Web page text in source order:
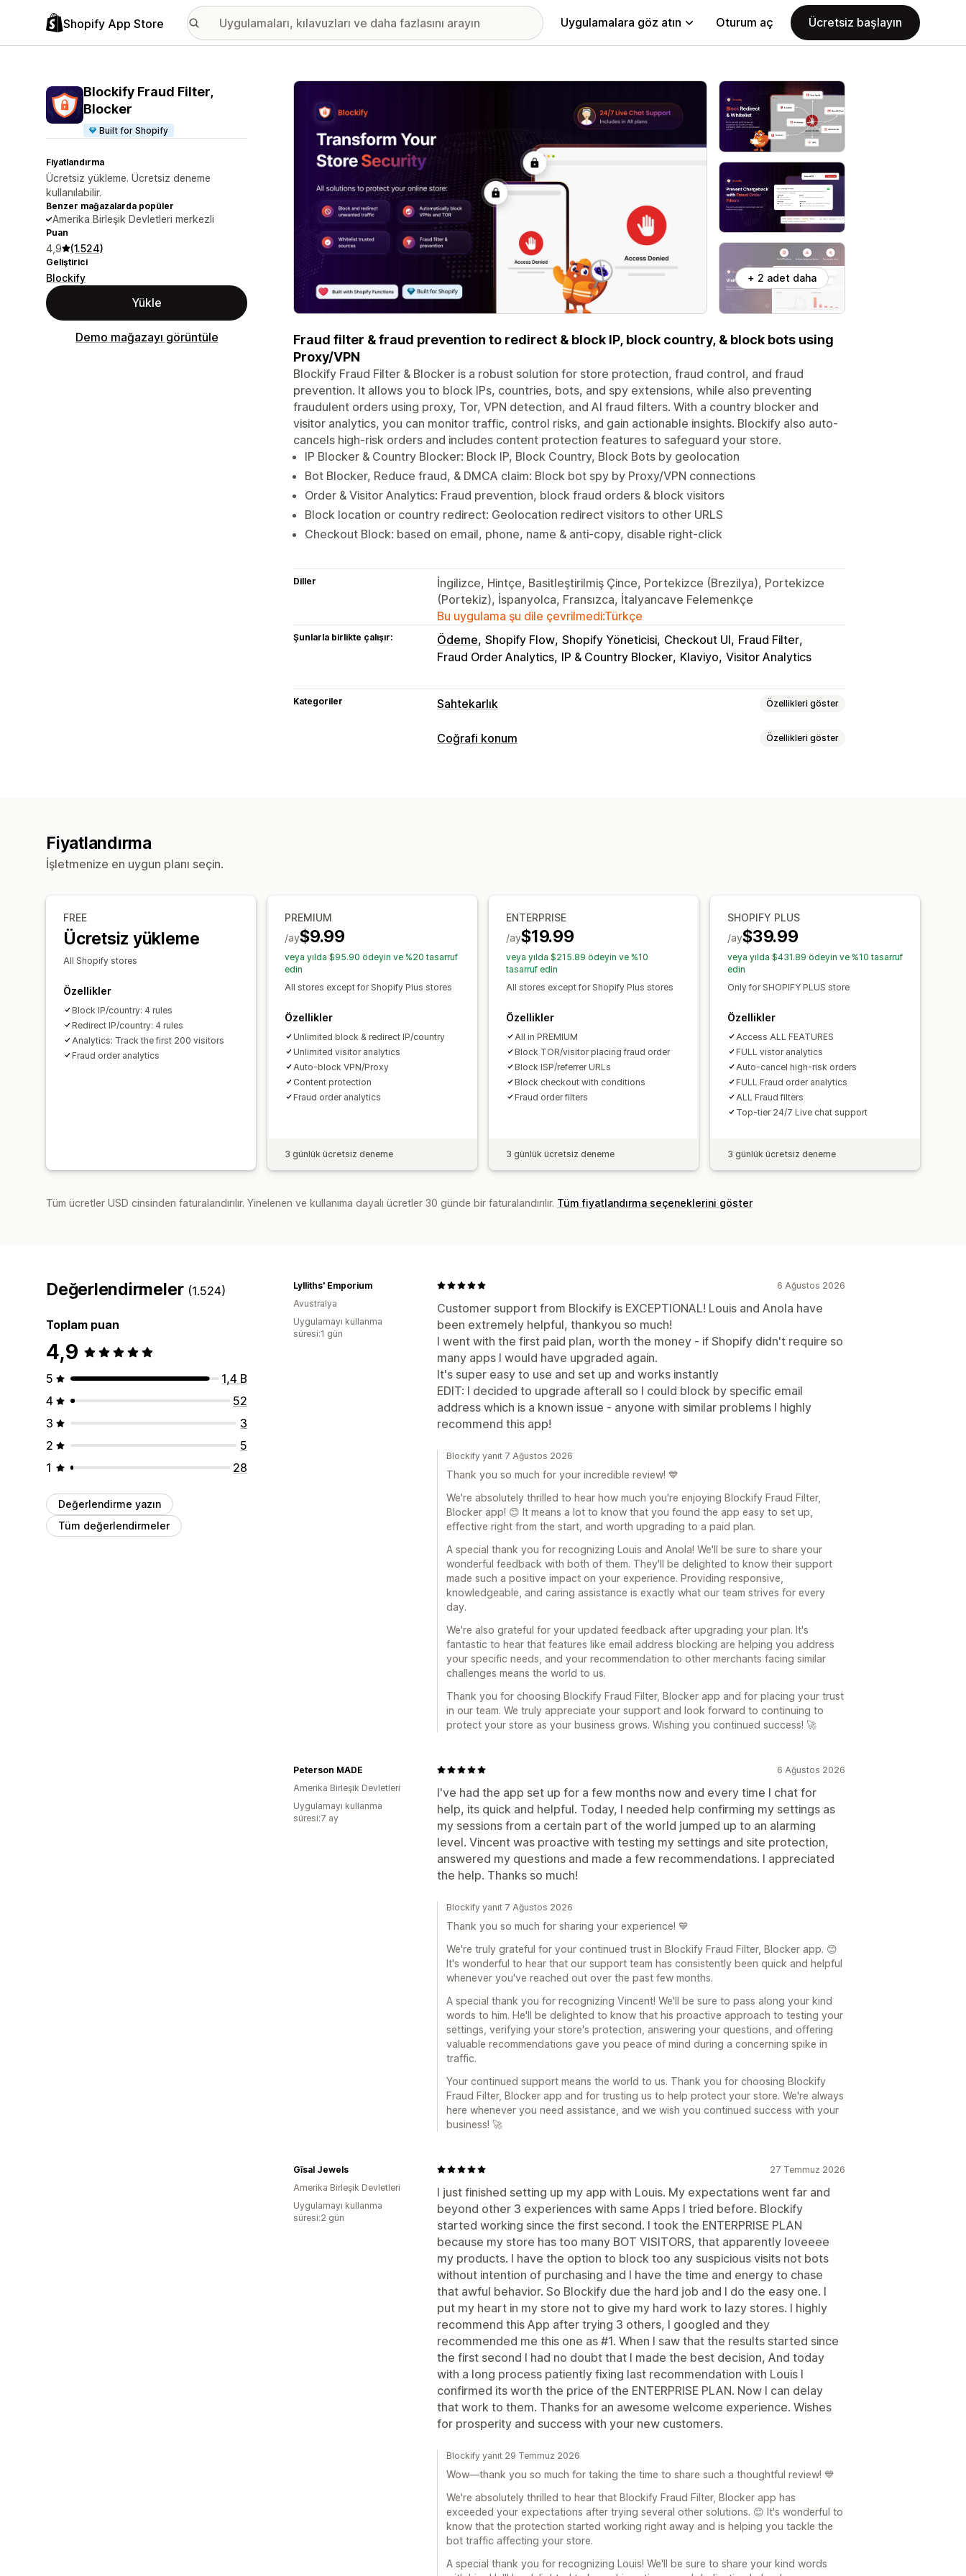
Shopify App Store Uygulamalara göz atın Oturum aç Ücretsiz başlayın
Blockify Fraud Filter,
Blocker
Built for Shopify
Fiyatlandırma
Ücretsiz yükleme. Ücretsiz deneme
kullanılabilir.
Benzer mağazalarda popüler
Amerika Birleşik Devletleri merkezli
Puan
4,9 (1.524)
Geliştirici
Blockify
Yükle
Demo mağazayı görüntüle
Öne çıkan görsel galerisi
+ 2 adet daha
Fraud filter & fraud prevention to redirect & block IP, block country, & block bots using
Proxy/VPN
Blockify Fraud Filter & Blocker is a robust solution for store protection, fraud control, and fraud
prevention. It allows you to block IPs, countries, bots, and spy extensions, while also preventing
fraudulent orders using proxy, Tor, VPN detection, and AI fraud filters. With a country blocker and
visitor analytics, you can monitor traffic, control risks, and gain actionable insights. Blockify also auto-
cancels high-risk orders and includes content protection features to safeguard your store.
IP Blocker & Country Blocker: Block IP, Block Country, Block Bots by geolocation
Bot Blocker, Reduce fraud, & DMCA claim: Block bot spy by Proxy/VPN connections
Order & Visitor Analytics: Fraud prevention, block fraud orders & block visitors
Block location or country redirect: Geolocation redirect visitors to other URLS
Checkout Block: based on email, phone, name & anti-copy, disable right-click
Diller
İngilizce, Hintçe, Basitleştirilmiş Çince, Portekizce (Brezilya), Portekizce
(Portekiz), İspanyolca, Fransızca, İtalyancave Felemenkçe
Bu uygulama şu dile çevrilmedi:Türkçe
Şunlarla birlikte çalışır: Ödeme Shopify Flow Shopify Yöneticisi Checkout UI Fraud Filter
Fraud Order Analytics IP & Country Blocker Klaviyo Visitor Analytics
Kategoriler Sahtekarlık Özellikleri göster
Sahtekarlık türleri
Coğrafi konum Özellikleri göster
Fiyatlandırma
İşletmenize en uygun planı seçin.
FREE
Ücretsiz yükleme
All Shopify stores
Özellikler
Block IP/country: 4 rules
Redirect IP/country: 4 rules
Analytics: Track the first 200 visitors
Fraud order analytics
PREMIUM
$9.99
/ay
veya yılda $95.90 ödeyin ve %20 tasarruf
edin
All stores except for Shopify Plus stores
Özellikler
Unlimited block & redirect IP/country
Unlimited visitor analytics
Auto-block VPN/Proxy
Content protection
Fraud order analytics
3 günlük ücretsiz deneme
ENTERPRISE
$19.99
/ay
veya yılda $215.89 ödeyin ve %10
tasarruf edin
All stores except for Shopify Plus stores
Özellikler
All in PREMIUM
Block TOR/visitor placing fraud order
Block ISP/referrer URLs
Block checkout with conditions
Fraud order filters
3 günlük ücretsiz deneme
SHOPIFY PLUS
$39.99
/ay
veya yılda $431.89 ödeyin ve %10 tasarruf
edin
Only for SHOPIFY PLUS store
Özellikler
Access ALL FEATURES
FULL vistor analytics
Auto-cancel high-risk orders
FULL Fraud order analytics
ALL Fraud filters
Top-tier 24/7 Live chat support
3 günlük ücretsiz deneme
Tüm ücretler USD cinsinden faturalandırılır. Yinelenen ve kullanıma dayalı ücretler 30 günde bir faturalandırılır. Tüm fiyatlandırma seçeneklerini göster
Değerlendirmeler (1.524)
Toplam puan
4,9
5
1,4 B
4
52
3
3
2
5
1
28
Değerlendirme yazın
Tüm değerlendirmeler
6 Ağustos 2026
Customer support from Blockify is EXCEPTIONAL! Louis and Anola have
been extremely helpful, thankyou so much!
I went with the first paid plan, worth the money - if Shopify didn't require so
many apps I would have upgraded again.
It's super easy to use and set up and works instantly
EDIT: I decided to upgrade afterall so I could block by specific email
address which is a known issue - anyone with similar problems I highly
recommend this app!
Lylliths' Emporium
Avustralya
Uygulamayı kullanma
süresi:1 gün
Blockify yanıt 7 Ağustos 2026
Thank you so much for your incredible review! 💙
We're absolutely thrilled to hear how much you're enjoying Blockify Fraud Filter,
Blocker app! 😊 It means a lot to know that you found the app easy to set up,
effective right from the start, and worth upgrading to a paid plan.
A special thank you for recognizing Louis and Anola! We'll be sure to share your
wonderful feedback with both of them. They'll be delighted to know their support
made such a positive impact on your experience. Providing responsive,
knowledgeable, and caring assistance is exactly what our team strives for every
day.
We're also grateful for your updated feedback after upgrading your plan. It's
fantastic to hear that features like email address blocking are helping you address
your specific needs, and your recommendation to other merchants facing similar
challenges means the world to us.
Thank you for choosing Blockify Fraud Filter, Blocker app and for placing your trust
in our team. We truly appreciate your support and look forward to continuing to
protect your store as your business grows. Wishing you continued success! 🚀
6 Ağustos 2026
I've had the app set up for a few months now and every time I chat for
help, its quick and helpful. Today, I needed help confirming my settings as
my sessions from a certain part of the world jumped up to an alarming
level. Vincent was proactive with testing my settings and site protection,
answered my questions and made a few recommendations. I appreciated
the help. Thanks so much!
Peterson MADE
Amerika Birleşik Devletleri
Uygulamayı kullanma
süresi:7 ay
Blockify yanıt 7 Ağustos 2026
Thank you so much for sharing your experience! 💙
We're truly grateful for your continued trust in Blockify Fraud Filter, Blocker app. 😊
It's wonderful to hear that our support team has consistently been quick and helpful
whenever you've reached out over the past few months.
A special thank you for recognizing Vincent! We'll be sure to pass along your kind
words to him. He'll be delighted to know that his proactive approach to testing your
settings, verifying your store's protection, answering your questions, and offering
valuable recommendations gave you peace of mind during a concerning spike in
traffic.
Your continued support means the world to us. Thank you for choosing Blockify
Fraud Filter, Blocker app and for trusting us to help protect your store. We're always
here whenever you need assistance, and we wish you continued success with your
business! 🚀
27 Temmuz 2026
I just finished setting up my app with Louis. My expectations went far and
beyond other 3 experiences with same Apps I tried before. Blockify
started working since the first second. I took the ENTERPRISE PLAN
because my store has too many BOT VISITORS, that apparently loveeee
my products. I have the option to block too any suspicious visits not bots
without intention of purchasing and I have the time and energy to chase
that awful behavior. So Blockify due the hard job and I do the easy one. I
put my heart in my store not to give my hard work to lazy stores. I highly
recommend this App after trying 3 others, I googled and they
recommended me this one as #1. When I saw that the results started since
the first second I had no doubt that I made the best decision, And today
with a long process patiently fixing last recommendation with Louis I
confirmed its worth the price of the ENTERPRISE PLAN. Now I can delay
that work to them. Thanks for an awesome welcome experience. Wishes
for prosperity and success with your new customers.
Gīsal Jewels
Amerika Birleşik Devletleri
Uygulamayı kullanma
süresi:2 gün
Blockify yanıt 29 Temmuz 2026
Wow—thank you so much for taking the time to share such a thoughtful review! 💙
We're absolutely thrilled to hear that Blockify Fraud Filter, Blocker app has
exceeded your expectations after trying several other solutions. 😊 It's wonderful to
know that the protection started working right away and is helping you tackle the
bot traffic affecting your store.
A special thank you for recognizing Louis! We'll be sure to share your kind words